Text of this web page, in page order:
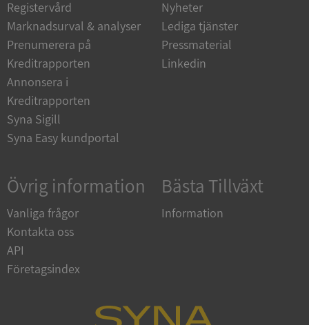
Registervård
Marknadsurval & analyser
Prenumerera på
Kreditrapporten
Annonsera i
Kreditrapporten
Syna Sigill
Syna Easy kundportal
Nyheter
Lediga tjänster
Pressmaterial
Linkedin
Övrig information
Vanliga frågor
Kontakta oss
API
Företagsindex
Bästa Tillväxt
Information
www.google.com
ASP.NET_SessionId
__RequestVerificationToken
Microsoft
en.syna.se